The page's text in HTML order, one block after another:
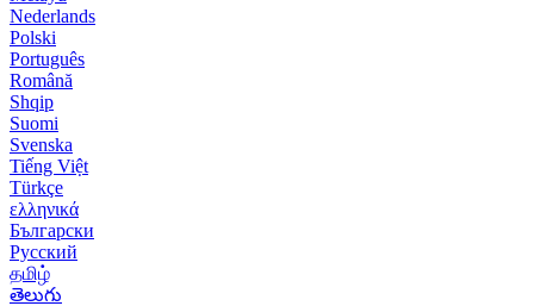
Nederlands
Polski
Português
Română
Shqip
Suomi
Svenska
Tiếng Việt
Türkçe
ελληνικά
Български
Русский
தமிழ்
తెలుగు